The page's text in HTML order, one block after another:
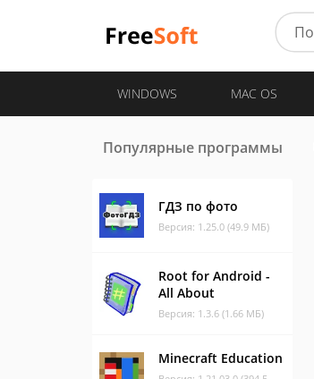
WINDOWS MAC OS
Популярные программы
ГДЗ по фото
Версия: 1.25.0 (49.9 МБ)
Root for Android -
All About
Версия: 1.3.6 (1.66 МБ)
Minecraft Education